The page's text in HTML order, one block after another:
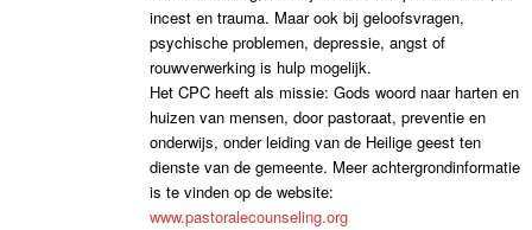
incest en trauma. Maar ook bij geloofsvragen,
psychische problemen, depressie, angst of
rouwverwerking is hulp mogelijk.
Het CPC heeft als missie: Gods woord naar harten en
huizen van mensen, door pastoraat, preventie en
onderwijs, onder leiding van de Heilige geest ten
dienste van de gemeente. Meer achtergrondinformatie
is te vinden op de website:
www.pastoralecounseling.org